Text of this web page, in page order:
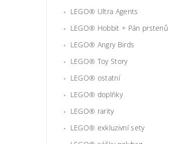
LEGO® Ultra Agents
LEGO® Hobbit + Pán prstenů
LEGO® Angry Birds
LEGO® Toy Story
LEGO® ostatní
LEGO® doplňky
LEGO® rarity
LEGO® exkluzivní sety